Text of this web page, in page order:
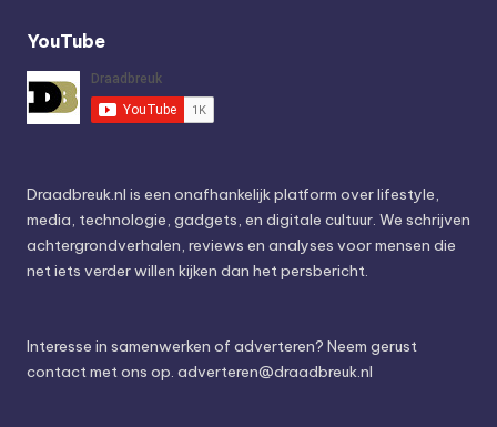
YouTube
Draadbreuk.nl is een onafhankelijk platform over lifestyle,
media, technologie, gadgets, en digitale cultuur. We schrijven
achtergrondverhalen, reviews en analyses voor mensen die
net iets verder willen kijken dan het persbericht.
Interesse in samenwerken of adverteren? Neem gerust
contact met ons op. adverteren@draadbreuk.nl